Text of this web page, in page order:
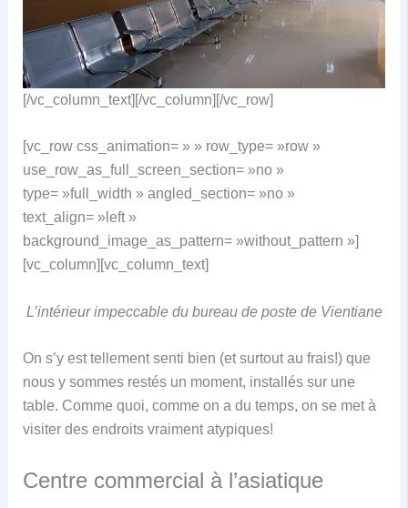
[/vc_column_text][/vc_column][/vc_row]
[vc_row css_animation= » » row_type= »row »
use_row_as_full_screen_section= »no »
type= »full_width » angled_section= »no »
text_align= »left »
background_image_as_pattern= »without_pattern »]
[vc_column][vc_column_text]
L’intérieur impeccable du bureau de poste de Vientiane
On s’y est tellement senti bien (et surtout au frais!) que
nous y sommes restés un moment, installés sur une
table. Comme quoi, comme on a du temps, on se met à
visiter des endroits vraiment atypiques!
Centre commercial à l’asiatique